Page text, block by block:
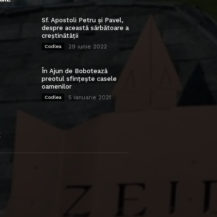
Sf. Apostoli Petru și Pavel,
despre această sărbătoare a
creștinătății
Codlea 29 iunie 2022
În Ajun de Bobotează
preotul sfințește casele
oamenilor
Codlea 5 ianuarie 2021